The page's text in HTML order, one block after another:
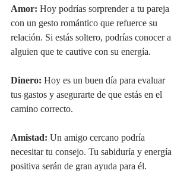
Amor: Hoy podrías sorprender a tu pareja
con un gesto romántico que refuerce su
relación. Si estás soltero, podrías conocer a
alguien que te cautive con su energía.
Dinero: Hoy es un buen día para evaluar
tus gastos y asegurarte de que estás en el
camino correcto.
Amistad: Un amigo cercano podría
necesitar tu consejo. Tu sabiduría y energía
positiva serán de gran ayuda para él.